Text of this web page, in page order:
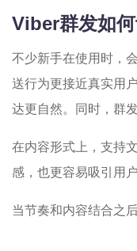
Viber群发如
不少新手在使用时，
送行为更接近真实用
达更自然。同时，群
在内容形式上，支持
感，也更容易吸引用户
当节奏和内容结合之后